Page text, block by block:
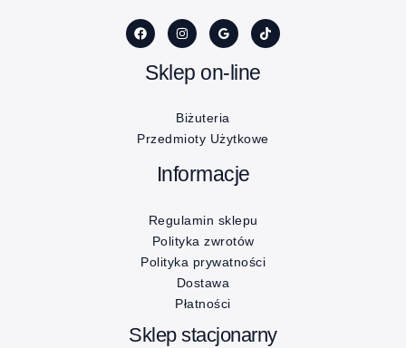
Sklep on-line
Biżuteria
Przedmioty Użytkowe
Informacje
Regulamin sklepu
Polityka zwrotów
Polityka prywatności
Dostawa
Płatności
Sklep stacjonarny